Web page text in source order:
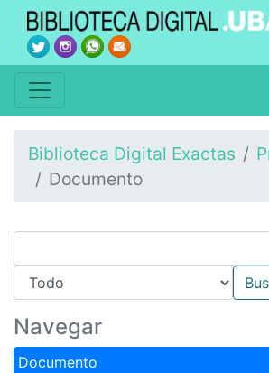
Biblioteca Digital Exactas
Documento
Navegar
Documento